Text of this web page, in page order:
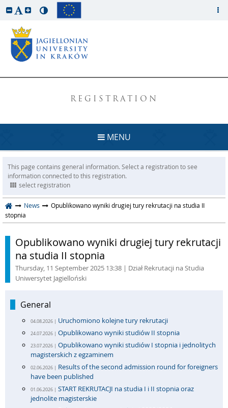
REGISTRATION
MENU
This page contains general information. Select a registration to see
information connected to this registration.
select registration
News
Opublikowano wyniki drugiej tury rekrutacji na studia II
stopnia
Opublikowano wyniki drugiej tury rekrutacji
na studia II stopnia
Thursday, 11 September 2025 13:38 | Dział Rekrutacji na Studia
Uniwersytet Jagielloński
General
04.08.2026 | Uruchomiono kolejne tury rekrutacji
24.07.2026 | Opublikowano wyniki studiów II stopnia
23.07.2026 | Opublikowano wyniki studiów I stopnia i jednolitych
magisterskich z egzaminem
02.06.2026 | Results of the second admission round for foreigners
have been published
01.06.2026 | START REKRUTACJI na studia I i II stopnia oraz
jednolite magisterskie